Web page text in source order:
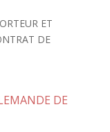
ET
DE
DE